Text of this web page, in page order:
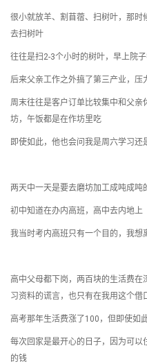
很小就放羊、割苜蓿、扫树叶，那
去扫树叶
往往是扫2-3个小时的树叶，早上院
后来父亲工作之外搞了第三产业，
周末往往是客户订单比较集中和父
坊，午饭都是在作坊里吃
即使如此，他也会问我是周六学习还
两天中一天是要去磨坊加工成吨成吨
初中知道在办内高班，高中去内地上
我当时考内高班只有一个目的，我想
高中父母都下岗，两百块的生活费
习资料的谎言，也只有在我用这个借
高考那年生活费涨了100，但即使如
每次回家是最开心的日子，因为可
的钱